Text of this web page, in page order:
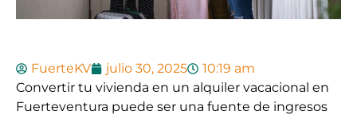
FuerteKV julio 30, 2025
10:19 am
Convertir tu vivienda en un alquiler vacacional en
Fuerteventura puede ser una fuente de ingresos